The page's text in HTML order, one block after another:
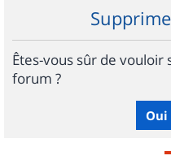
Êtes-vous sûr de vouloir
forum ?